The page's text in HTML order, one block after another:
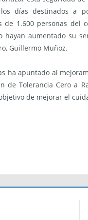
días destinados a
de 1.600 personas del
hayan aumentado su
Guillermo Muñoz.
ha apuntado al
de Tolerancia Cero a
de mejorar el